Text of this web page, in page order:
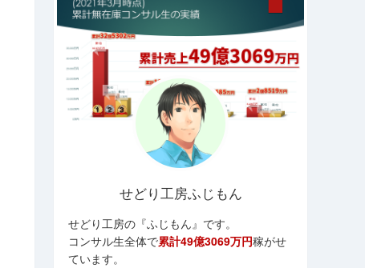
せどり工房ふじもん
せどり工房の『ふじもん』です。
コンサル生全体で累計49億3069万円稼がせ
ています。